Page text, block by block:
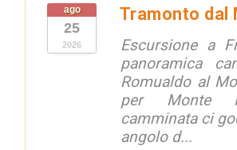
ago
25
2026
Tramonto dal
Escursione a
panoramica
Romualdo al
per Monte
camminata ci
angolo d...